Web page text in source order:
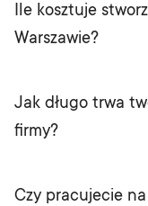
Ile kosztuje
Warszawie?
Jak długo trwa
firmy?
Czy pracujecie